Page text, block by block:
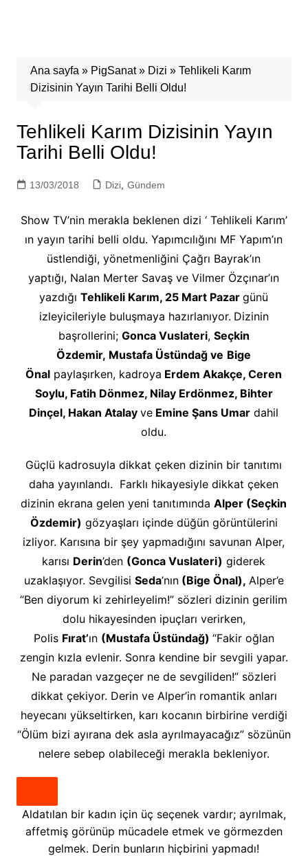
Ana sayfa » PigSanat» Dizi » Tehlikeli Karım
Dizisinin Yayın Tarihi Belli Oldu!
Tehlikeli Karım Dizisinin Yayın
Tarihi Belli Oldu!
13/03/2018 Dizi, Gündem
Show TV’nin merakla beklenen dizi ‘ Tehlikeli Karım’
ın yayın tarihi belli oldu. Yapımcılığını MF Yapım’ın
üstlendiği, yönetmenliğini Çağrı Bayrak’ın
yaptığı, Nalan Merter Savaş ve Vilmer Özçınar’ın
yazdığıTehlikeli Karım, 25 Mart Pazargünü
izleyicileriyle buluşmaya hazırlanıyor. Dizinin
başrollerini; Gonca Vuslateri, Seçkin
Özdemir, Mustafa Üstündağ ve Bige
Önal paylaşırken, kadroya Erdem Akakçe, Ceren
Soylu, Fatih Dönmez, Nilay Erdönmez, Bihter
Dinçel, Hakan Atalayve Emine Şans Umar dahil
oldu.
Güçlü kadrosuyla dikkat çeken dizinin bir tanıtımı
daha yayınlandı. Farklı hikayesiyle dikkat çeken
dizinin ekrana gelen yeni tanıtımındaAlper (Seçkin
Özdemir) gözyaşları içinde düğün görüntülerini
izliyor. Karısına bir şey yapmadığını savunan Alper,
karısı Derin’den (Gonca Vuslateri) giderek
uzaklaşıyor. Sevgilisi Seda’nın(Bige Önal), Alper’e
“Ben diyorum ki zehirleyelim!” sözleri dizinin gerilim
dolu hikayesinden ipuçları verirken,
Polis Fırat’ın (Mustafa Üstündağ) “Fakir oğlan
zengin kızla evlenir. Sonra kendine bir sevgili yapar.
Ne paradan vazgeçer ne de sevgiliden!” sözleri
dikkat çekiyor. Derin ve Alper’in romantik anları
heyecanı yükseltirken, karı kocanın birbirine verdiği
“Ölüm bizi ayırana dek asla ayrılmayacağız” sözünün
nelere sebep olabileceği merakla bekleniyor.
Aldatılan bir kadın için üç seçenek vardır; ayrılmak,
affetmiş görünüp mücadele etmek ve görmezden
gelmek. Derin bunların hiçbirini yapmadı!